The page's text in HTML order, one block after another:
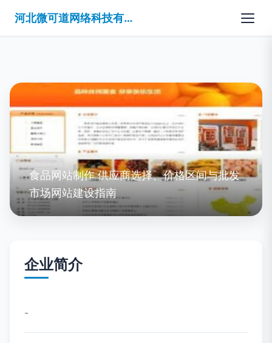
河北微可道网络科技有限公司
食品网站制作 供应商选择、价格区间与批发
市场网站建设指南
企业简介
-